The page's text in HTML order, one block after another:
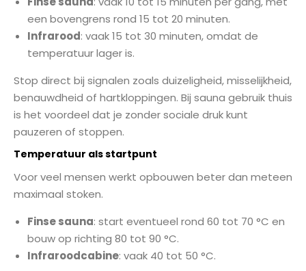
een bovengrens rond 15 tot 20 minuten.
Infrarood: vaak 15 tot 30 minuten, omdat de
temperatuur lager is.
Stop direct bij signalen zoals duizeligheid, misselijkheid,
benauwdheid of hartkloppingen. Bij sauna gebruik thuis
is het voordeel dat je zonder sociale druk kunt
pauzeren of stoppen.
Temperatuur als startpunt
Voor veel mensen werkt opbouwen beter dan meteen
maximaal stoken.
Finse sauna: start eventueel rond 60 tot 70 °C en
bouw op richting 80 tot 90 °C.
Infraroodcabine: vaak 40 tot 50 °C.